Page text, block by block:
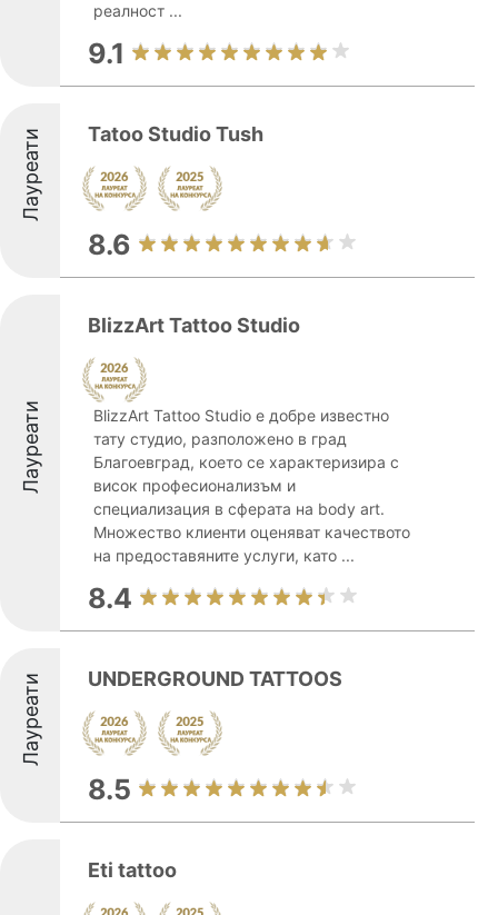
реалност ...
9.1
Лауреати Tatoo Studio Tush
8.6
Лауреати
BlizzArt Tattoo Studio
BlizzArt Tattoo Studio е добре известно
тату студио, разположено в град
Благоевград, което се характеризира с
висок професионализъм и
специализация в сферата на body art.
Множество клиенти оценяват качеството
на предоставяните услуги, като ...
8.4
Лауреати UNDERGROUND TATTOOS
8.5
Eti tattoo